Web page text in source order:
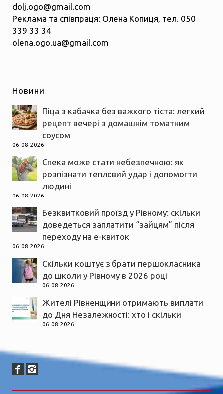
dolj.ogo@gmail.com
Реклама та співпраця: Олена Копиця, тел. 050
339 33 34
olena.ogo.ua@gmail.com
Новини
Піца з кабачка без важкого тіста: легкий
рецепт вечері з домашнім томатним
соусом
06.08.2026
Спека може стати небезпечною: як
розпізнати тепловий удар і допомогти
людині
06.08.2026
Безквитковий проїзд у Рівному: скільки
доведеться заплатити “зайцям” після
переходу на е-квиток
06.08.2026
Скільки коштує зібрати першокласника
до школи у Рівному в 2026 році
06.08.2026
Жителі Рівненщини отримають виплати
до Дня Незалежності: хто і скільки
06.08.2026